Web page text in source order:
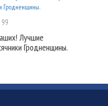
99
Лучшие
Гродненщины.